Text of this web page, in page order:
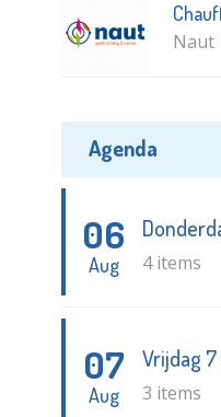
Naut
Agenda
06
Aug 4 items
07
Aug
Vrijdag
3 items